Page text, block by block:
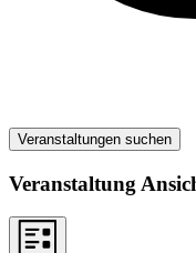
Veranstaltungen suchen
Veranstaltung